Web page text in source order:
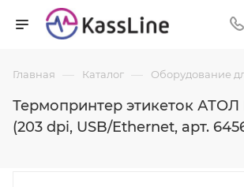
Главная — Каталог — Оборудование
Термопринтер этикеток АТОЛ
(203 dpi, USB/Ethernet, арт.